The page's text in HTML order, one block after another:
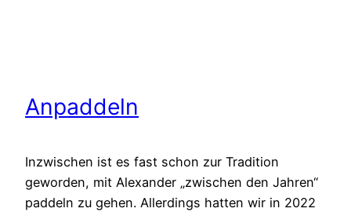
Anpaddeln
Inzwischen ist es fast schon zur Tradition
geworden, mit Alexander „zwischen den Jahren“
paddeln zu gehen. Allerdings hatten wir in 2022